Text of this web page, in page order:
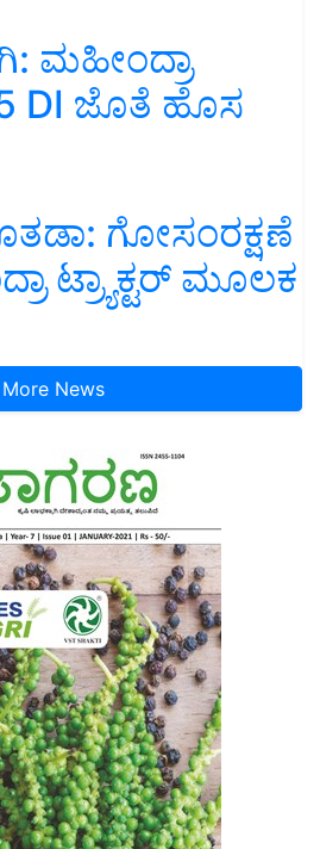
ಮಹೀಂದ್ರಾ
DI ಜೊತೆ ಹೊಸ
ಗೋಸಂರಕ್ಷಣೆ
ಟ್ರ್ಯಾಕ್ಟರ್ ಮೂಲಕ
More News